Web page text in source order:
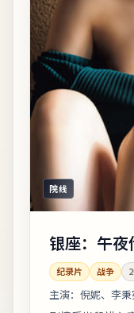
院线
银座：午
纪录片 战争
主演： 倪妮、李